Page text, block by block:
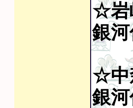
☆岩
銀
☆中
銀